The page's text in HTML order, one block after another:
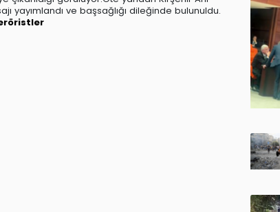
yayımlandı ve başsağlığı dileğinde bulunuldu.